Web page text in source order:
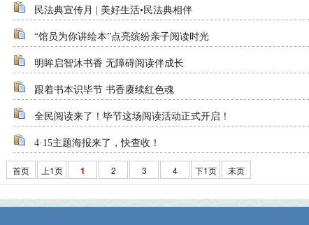
民法典宣传月 | 美好生活•民法典相伴
“馆员为你讲绘本”点亮缤纷亲子阅读时光
明眸启智沐书香 无障碍阅读伴成长
跟着书本识毕节 书香赓续红色魂
全民阅读来了！毕节这场阅读活动正式开启！
4·15主题海报来了，快查收！
首页 上1页 1 2 3 4 下1页 末页